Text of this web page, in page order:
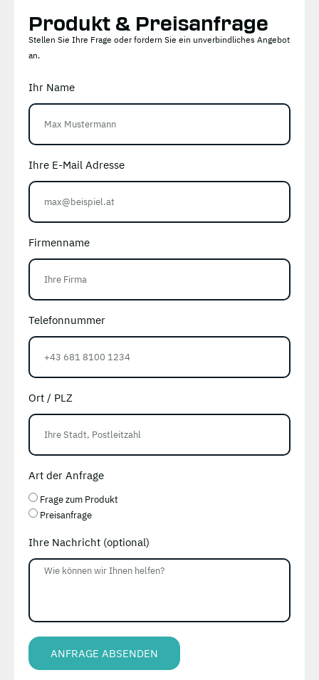
Produkt & Preisanfrage
Stellen Sie Ihre Frage oder fordern Sie ein unverbindliches Angebot
an.
Ihr Name
Ihre E-Mail Adresse
Firmenname
Telefonnummer
Ort / PLZ
Art der Anfrage
Frage zum Produkt
Preisanfrage
Ihre Nachricht (optional)
ANFRAGE ABSENDEN